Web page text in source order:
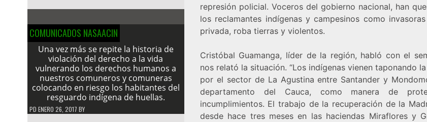
COMUNICADOS NASAACIN
Una vez más se repite la historia de
violación del derecho a la vida
vulnerando los derechos humanos a
nuestros comuneros y comuneras
colocando en riesgo los habitantes del
resguardo indígena de huellas.
PD ENERO 26, 2017 BY
represión policial. Voceros del gobierno nacional, han
los reclamantes indígenas y campesinos como
privada, roba tierras y violentos.
Cristóbal Guamanga, líder de la región, habló con el
nos relató la situación. “Los indígenas vienen taponando
por el sector de La Agustina entre Santander y
departamento del Cauca, como manera de
incumplimientos. El trabajo de la recuperación de la
desde hace tres meses en las haciendas Miraflores y